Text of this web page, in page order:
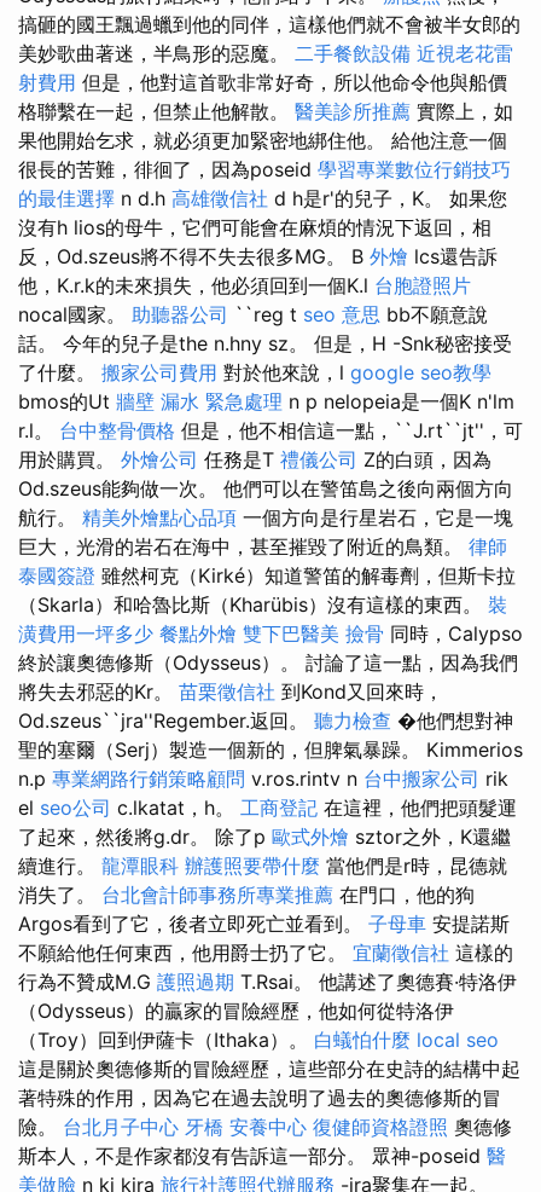
搞砸的國王飄過蠟到他的同伴，這樣他們就不會被半女郎的
美妙歌曲著迷，半鳥形的惡魔。 二手餐飲設備 近視老花雷
射費用 但是，他對這首歌非常好奇，所以他命令他與船價
格聯繫在一起，但禁止他解散。 醫美診所推薦 實際上，如
果他開始乞求，就必須更加緊密地綁住他。 給他注意一個
很長的苦難，徘徊了，因為poseid 學習專業數位行銷技巧
的最佳選擇 n d.h 高雄徵信社 d h是r'的兒子，K。 如果您
沒有h lios的母牛，它們可能會在麻煩的情況下返回，相
反，Od.szeus將不得不失去很多MG。 B 外燴 lcs還告訴
他，K.r.k的未來損失，他必須回到一個K.l 台胞證照片
nocal國家。 助聽器公司 ``reg t seo 意思 bb不願意說
話。 今年的兒子是the n.hny sz。 但是，H -Snk秘密接受
了什麼。 搬家公司費用 對於他來說，l google seo教學
bmos的Ut 牆壁 漏水 緊急處理 n p nelopeia是一個K n'lm
r.l。 台中整骨價格 但是，他不相信這一點，``J.rt``jt''，可
用於購買。 外燴公司 任務是T 禮儀公司 Z的白頭，因為
Od.szeus能夠做一次。 他們可以在警笛島之後向兩個方向
航行。 精美外燴點心品項 一個方向是行星岩石，它是一塊
巨大，光滑的岩石在海中，甚至摧毀了附近的鳥類。 律師
泰國簽證 雖然柯克（Kirké）知道警笛的解毒劑，但斯卡拉
（Skarla）和哈魯比斯（Kharübis）沒有這樣的東西。 裝
潢費用一坪多少 餐點外燴 雙下巴醫美 撿骨 同時，Calypso
終於讓奧德修斯（Odysseus）。 討論了這一點，因為我們
將失去邪惡的Kr。 苗栗徵信社 到Kond又回來時，
Od.szeus``jra''Regember.返回。 聽力檢查 �他們想對神
聖的塞爾（Serj）製造一個新的，但脾氣暴躁。 Kimmerios
n.p 專業網路行銷策略顧問 v.ros.rintv n 台中搬家公司 rik
el seo公司 c.lkatat，h。 工商登記 在這裡，他們把頭髮運
了起來，然後將g.dr。 除了p 歐式外燴 sztor之外，K還繼
續進行。 龍潭眼科 辦護照要帶什麼 當他們是r時，昆德就
消失了。 台北會計師事務所專業推薦 在門口，他的狗
Argos看到了它，後者立即死亡並看到。 子母車 安提諾斯
不願給他任何東西，他用爵士扔了它。 宜蘭徵信社 這樣的
行為不贊成M.G 護照過期 T.Rsai。 他講述了奧德賽·特洛伊
（Odysseus）的贏家的冒險經歷，他如何從特洛伊
（Troy）回到伊薩卡（Ithaka）。 白蟻怕什麼 local seo
這是關於奧德修斯的冒險經歷，這些部分在史詩的結構中起
著特殊的作用，因為它在過去說明了過去的奧德修斯的冒
險。 台北月子中心 牙橋 安養中心 復健師資格證照 奧德修
斯本人，不是作家都沒有告訴這一部分。 眾神-poseid 醫
美做臉 n ki kira 旅行社護照代辦服務 -jra聚集在一起。